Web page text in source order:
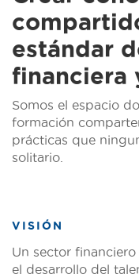
estándar
financiera
Somos el espacio
formación
prácticas que
solitario.
VISIÓN
Un sector
el desarrollo del